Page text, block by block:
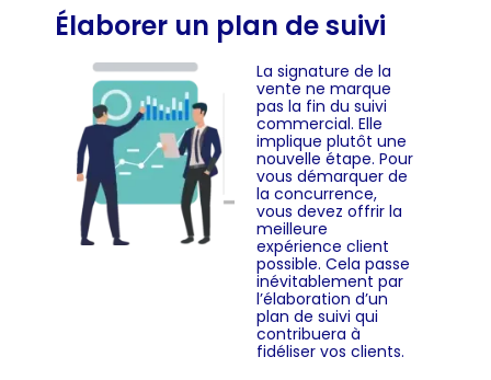
Élaborer un plan de suivi
La signature de la
vente ne marque
pas la fin du suivi
commercial. Elle
implique plutôt une
nouvelle étape. Pour
vous démarquer de
la concurrence,
vous devez offrir la
meilleure
expérience client
possible. Cela passe
inévitablement par
l’élaboration d’un
plan de suivi qui
contribuera à
fidéliser vos clients.